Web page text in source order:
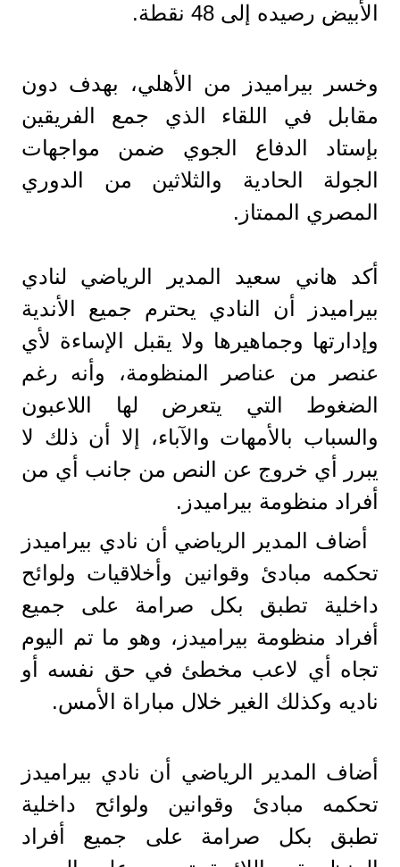
الأبيض رصيده إلى 48 نقطة.
وخسر بيراميدز من الأهلي، بهدف دون
مقابل في اللقاء الذي جمع الفريقين
بإستاد الدفاع الجوي ضمن مواجهات
الجولة الحادية والثلاثين من الدوري
المصري الممتاز.
أكد هاني سعيد المدير الرياضي لنادي
بيراميدز أن النادي يحترم جميع الأندية
وإدارتها وجماهيرها ولا يقبل الإساءة لأي
عنصر من عناصر المنظومة، وأنه رغم
الضغوط التي يتعرض لها اللاعبون
والسباب بالأمهات والآباء، إلا أن ذلك لا
يبرر أي خروج عن النص من جانب أي من
أفراد منظومة بيراميدز.
أضاف المدير الرياضي أن نادي بيراميدز
تحكمه مبادئ وقوانين وأخلاقيات ولوائح
داخلية تطبق بكل صرامة على جميع
أفراد منظومة بيراميدز، وهو ما تم اليوم
تجاه أي لاعب مخطئ في حق نفسه أو
ناديه وكذلك الغير خلال مباراة الأمس.
أضاف المدير الرياضي أن نادي بيراميدز
تحكمه مبادئ وقوانين ولوائح داخلية
تطبق بكل صرامة على جميع أفراد